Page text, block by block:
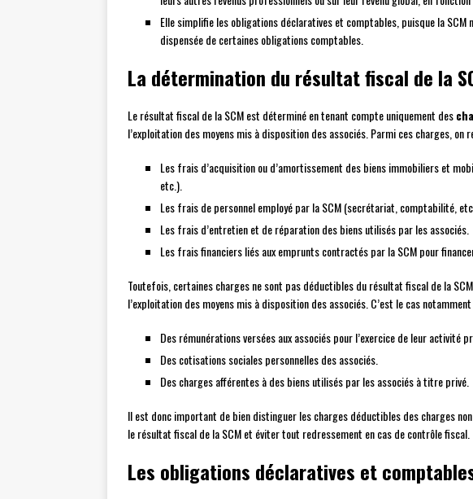
Elle simplifie les obligations déclaratives et comptables, puisque la SCM
dispensée de certaines obligations comptables.
La détermination du résultat fiscal de la
Le résultat fiscal de la SCM est déterminé en tenant compte uniquement des
l’exploitation des moyens mis à disposition des associés. Parmi ces charges, on
Les frais d’acquisition ou d’amortissement des biens immobiliers et
etc.).
Les frais de personnel employé par la SCM (secrétariat, comptabilité,
Les frais d’entretien et de réparation des biens utilisés par les associés.
Les frais financiers liés aux emprunts contractés par la SCM pour
Toutefois, certaines charges ne sont pas déductibles du résultat fiscal de la
l’exploitation des moyens mis à disposition des associés. C’est le cas
Des rémunérations versées aux associés pour l’exercice de leur activité
Des cotisations sociales personnelles des associés.
Des charges afférentes à des biens utilisés par les associés à titre privé.
Il est donc important de bien distinguer les charges déductibles des charges
le résultat fiscal de la SCM et éviter tout redressement en cas de contrôle fiscal.
Les obligations déclaratives et